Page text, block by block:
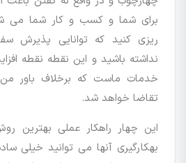
برای شما و کسب و کار شما می
ریزی کنید که توانایی پذیرش
نداشته باشید و این نقطه نقطه
خدمات ماست که برخلاف باور
تقاضا خواهد شد.
این چهار راهکار عملی بهترین
بهکارگیری آنها می توانید خیلی